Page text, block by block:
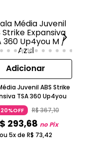
Adicionar
Juvenil ABS Strike
TSA 360 Up4you
20%OFF R$367,10
293,68 no Pix
ou 5x de R$ 73,42